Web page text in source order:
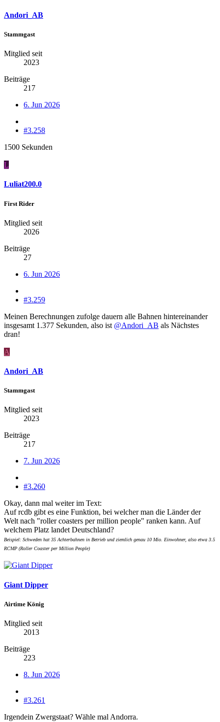
Andori_AB
Stammgast
Mitglied seit
2023
Beiträge
217
6. Jun 2026
#3.258
1500 Sekunden
L
Luliat200.0
First Rider
Mitglied seit
2026
Beiträge
27
6. Jun 2026
#3.259
Meinen Berechnungen zufolge dauern alle Bahnen hintereinander
insgesamt 1.377 Sekunden, also ist @Andori_AB als Nächstes
dran!
A
Andori_AB
Stammgast
Mitglied seit
2023
Beiträge
217
7. Jun 2026
#3.260
Okay, dann mal weiter im Text:
Auf rcdb gibt es eine Funktion, bei welcher man die Länder der
Welt nach "roller coasters per million people" ranken kann. Auf
welchem Platz landet Deutschland?
Beispiel: Schweden hat 35 Achterbahnen in Betrieb und ziemlich genau 10 Mio. Einwohner, also etwa 3.5
RCMP (Roller Coaster per Million People)
Giant Dipper
Airtime König
Mitglied seit
2013
Beiträge
223
8. Jun 2026
#3.261
Irgendein Zwergstaat? Wähle mal Andorra.